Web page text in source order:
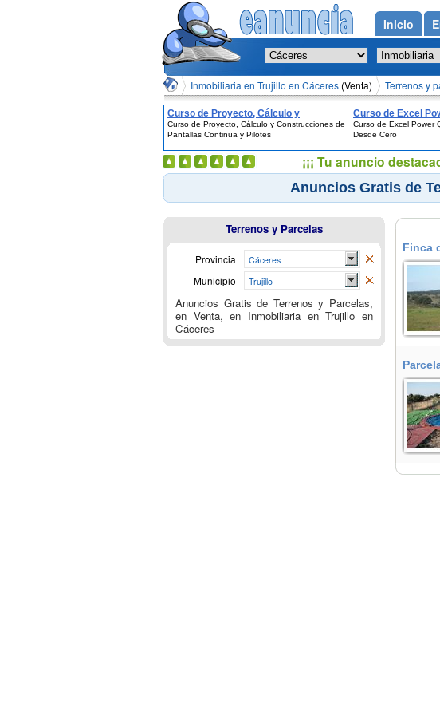
Inmobiliaria en Trujillo en Cáceres (Venta) Terrenos y
Curso de Proyecto, Cálculo y
Construcciones de Pantallas Continua
y Pilotes
Curso de Proyecto, Cálculo y Construcciones de
Pantallas Continua y Pilotes
Curso de Excel
Map y View Desde
Curso de Excel Power
Desde Cero
Anuncios Gratis de
Finca
Terrenos y Parcelas
Provincia Cáceres
Municipio Trujillo
Anuncios Gratis de Terrenos y Parcelas,
en Venta, en Inmobiliaria en Trujillo en
Cáceres
Inicio
¡¡¡ Tu anuncio